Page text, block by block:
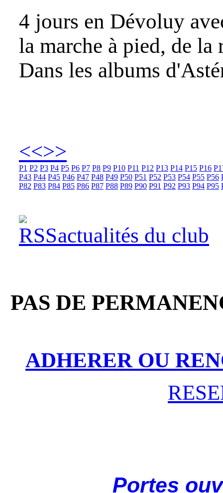
4 jours en Dévoluy
la marche à pied, de la
Dans les albums
<<>>
P1 P2 P3 P4 P5 P6 P7 P8 P9 P10 P11 P12 P13 P14 P15 P16
P43 P44 P45 P46 P47 P48 P49 P50 P51 P52 P53 P54 P55 P56
P82 P83 P84 P85 P86 P87 P88 P89 P90 P91 P92 P93 P94 P95
actualités du club
PAS DE
ADHERER OU
Portes